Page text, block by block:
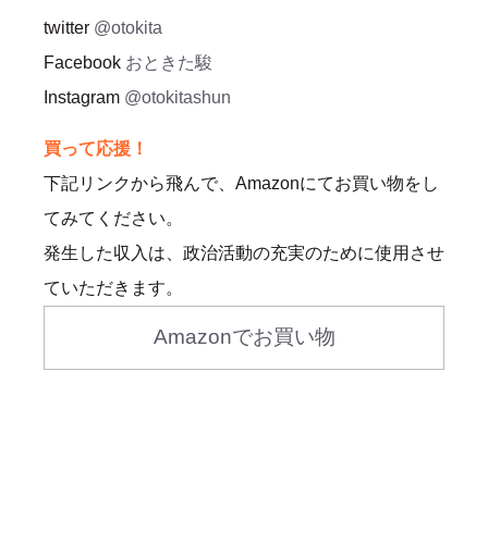
twitter @otokita
Facebook おときた駿
Instagram @otokitashun
買って応援！
下記リンクから飛んで、Amazonにてお買い物をし
てみてください。
発生した収入は、政治活動の充実のために使用させ
ていただきます。
Amazonでお買い物